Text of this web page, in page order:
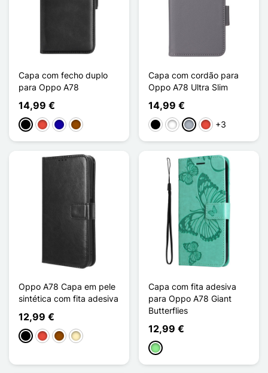
Capa com fecho duplo
para Oppo A78
14,99 €
PretoVermelhoAzul Escuro
Castanho
Capa com cordão para
Oppo A78 Ultra Slim
14,99 €
PretoBrancoCinzento
Vermelho
+3
Oppo A78 Capa em pele
sintética com fita adesiva
12,99 €
PretoVermelho
Castanho
Ouro
Capa com fita adesiva
para Oppo A78 Giant
Butterflies
12,99 €
Verde claro